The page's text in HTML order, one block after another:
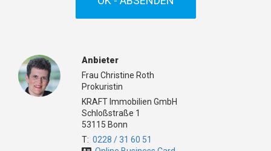
Anbieter
Frau Christine Roth
Prokuristin
KRAFT Immobilien GmbH
Schloßstraße 1
53115 Bonn
T: 0228 / 31 60 51